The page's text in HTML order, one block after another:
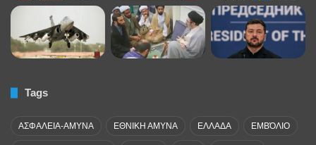
Tags
ΑΣΦΑΛΕΙΑ-ΑΜΥΝΑ ΕΘΝΙΚΗ ΑΜΥΝΑ ΕΛΛΑΔΑ ΕΜΒΌΛΙΟ